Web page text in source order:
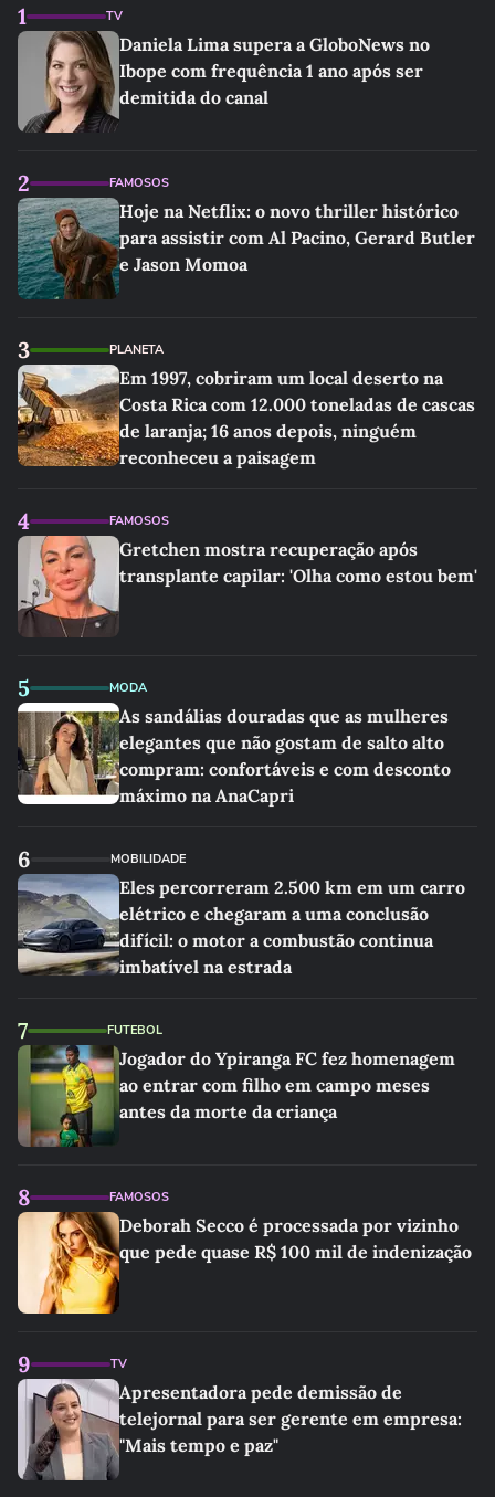
1 TV
Daniela Lima supera a GloboNews no
Ibope com frequência 1 ano após ser
demitida do canal
2 FAMOSOS
Hoje na Netflix: o novo thriller histórico
para assistir com Al Pacino, Gerard Butler
e Jason Momoa
3 PLANETA
Em 1997, cobriram um local deserto na
Costa Rica com 12.000 toneladas de cascas
de laranja; 16 anos depois, ninguém
reconheceu a paisagem
4 FAMOSOS
Gretchen mostra recuperação após
transplante capilar: 'Olha como estou bem'
5 MODA
As sandálias douradas que as mulheres
elegantes que não gostam de salto alto
compram: confortáveis e com desconto
máximo na AnaCapri
6 MOBILIDADE
Eles percorreram 2.500 km em um carro
elétrico e chegaram a uma conclusão
difícil: o motor a combustão continua
imbatível na estrada
7 FUTEBOL
Jogador do Ypiranga FC fez homenagem
ao entrar com filho em campo meses
antes da morte da criança
8 FAMOSOS
Deborah Secco é processada por vizinho
que pede quase R$ 100 mil de indenização
9 TV
Apresentadora pede demissão de
telejornal para ser gerente em empresa:
"Mais tempo e paz"